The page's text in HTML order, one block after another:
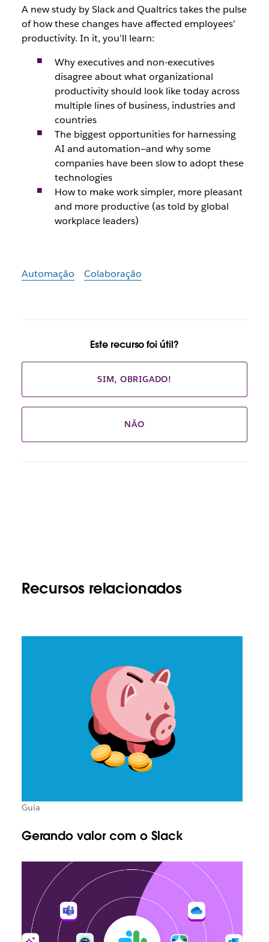
A new study by Slack and Qualtrics takes the pulse
of how these changes have affected employees’
productivity. In it, you’ll learn:
Why executives and non-executives
disagree about what organizational
productivity should look like today across
multiple lines of business, industries and
countries
The biggest opportunities for harnessing
AI and automation—and why some
companies have been slow to adopt these
technologies
How to make work simpler, more pleasant
and more productive (as told by global
workplace leaders)
Automação Colaboração
Este recurso foi útil?
SIM, OBRIGADO!
NÃO
Recursos relacionados
Guia
Gerando valor com o Slack